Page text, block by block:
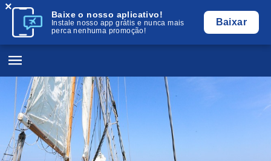
Baixe o nosso aplicativo!
Instale nosso app grátis e nunca mais
perca nenhuma promoção!
Baixar
×